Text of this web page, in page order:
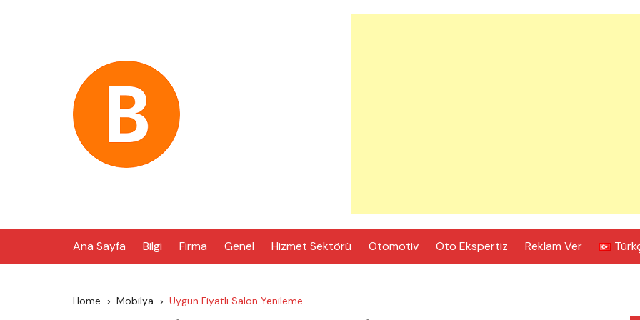
Ana Sayfa Bilgi Firma Genel Hizmet Sektörü Otomotiv Oto Ekspertiz Reklam Ver
Home Mobilya Uygun Fiyatlı Salon Yenileme